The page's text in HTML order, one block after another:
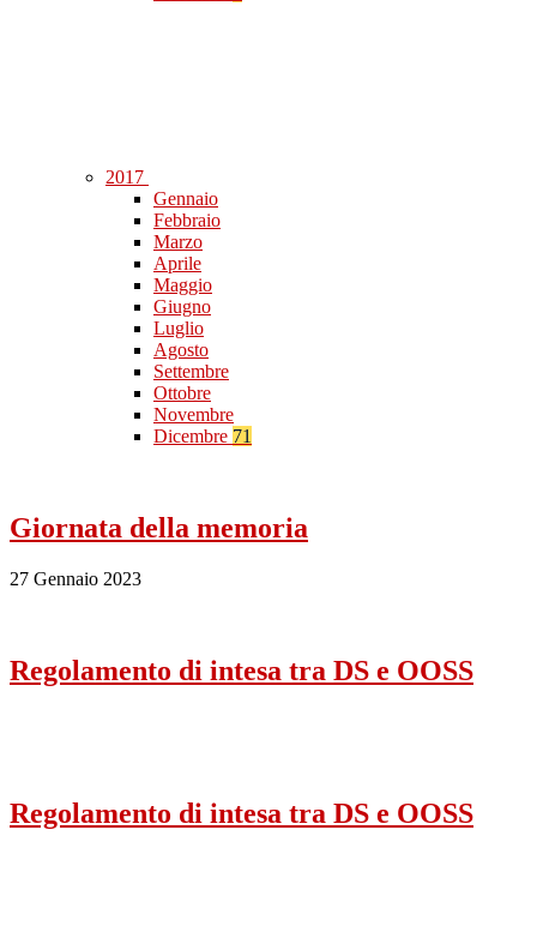
2017
Gennaio
Febbraio
Marzo
Aprile
Maggio
Giugno
Luglio
Agosto
Settembre
Ottobre
Novembre
Dicembre 71
Giornata della memoria
27 Gennaio 2023
Regolamento di intesa tra DS e OOSS
Regolamento di intesa tra DS e OOSS